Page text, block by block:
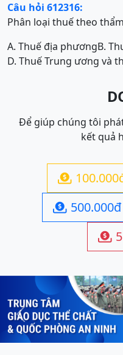
Câu hỏi 612316:
Phân loại thuế theo
A. Thuế địa phươngB.
D. Thuế Trung ương và
Để giúp chúng tôi
kết quả

 500.000đ

Previous